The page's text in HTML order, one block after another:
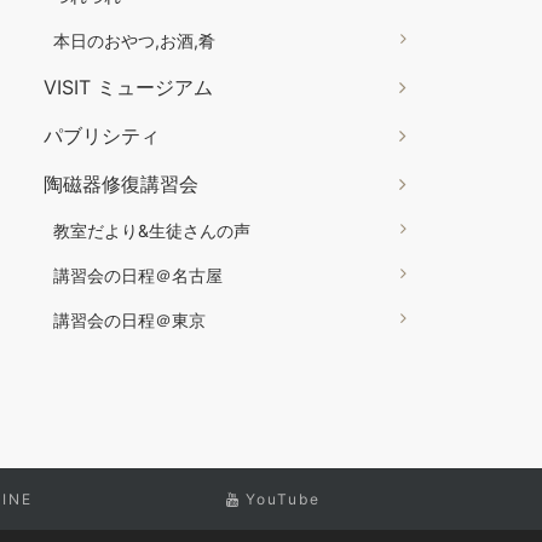
本日のおやつ,お酒,肴
VISIT ミュージアム
パブリシティ
陶磁器修復講習会
教室だより&生徒さんの声
講習会の日程＠名古屋
講習会の日程＠東京
YouTube